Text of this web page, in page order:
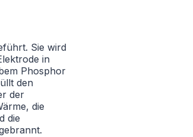
Sie wird
in
Phosphor
den
der
die
die